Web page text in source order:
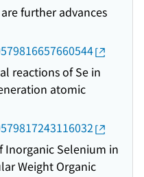
further advances
reactions of Se in
atomic
Selenium in
Weight Organic